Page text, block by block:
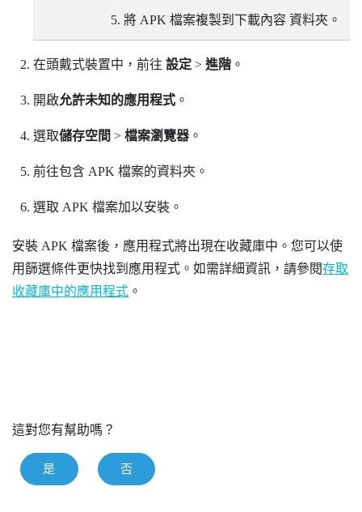
將 APK 檔案複製到 下載內容資料夾。
在頭戴式裝置中，前往 設定> 進階。
開啟允許未知的應用程式。
選取儲存空間 > 檔案瀏覽器。
前往包含 APK 檔案的資料夾。
選取 APK 檔案加以安裝。
安裝 APK 檔案後，應用程式將出現在收藏庫中。您可以使
用篩選條件更快找到應用程式。如需詳細資訊，請參閱存取
收藏庫中的應用程式 。
這對您有幫助嗎？
是 否